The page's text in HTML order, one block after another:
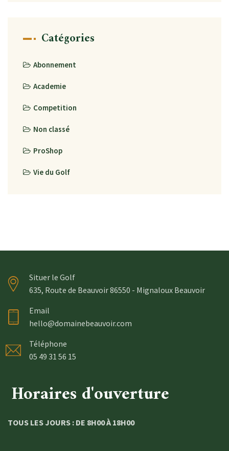
Catégories
Abonnement
Academie
Competition
Non classé
ProShop
Vie du Golf
Situer le Golf
635, Route de Beauvoir 86550 - Mignaloux Beauvoir
Email
hello@domainebeauvoir.com
Téléphone
05 49 31 56 15
Horaires d'ouverture
TOUS LES JOURS : DE 8H00 À 18H00